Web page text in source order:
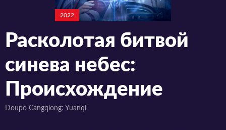
2022
Расколотая битвой
синева небес:
Происхождение
Doupo Cangqiong: Yuanqi